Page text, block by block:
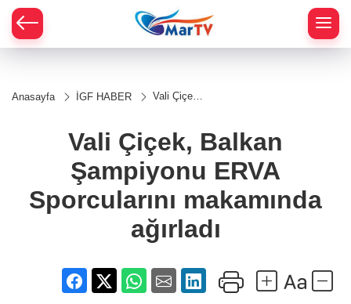
Anasayfa İGF HABER
Vali Çiçek,
ERVA
Sporcularını
makamında
ağırladı
Vali Çiçek, Balkan
Şampiyonu ERVA
Sporcularını makamında
ağırladı